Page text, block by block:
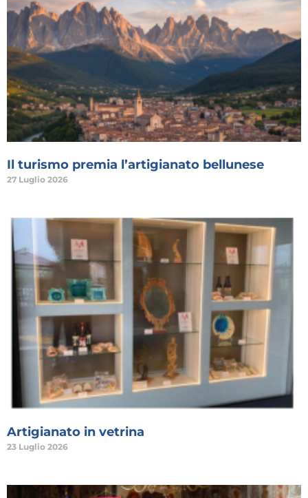
Il turismo premia l’artigianato bellunese
27 Luglio 2026
Artigianato in vetrina
23 Luglio 2026